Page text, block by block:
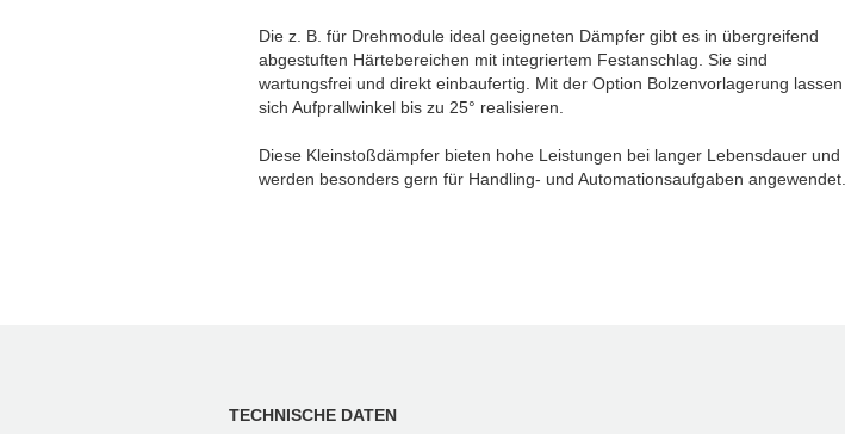
Die z. B. für Drehmodule ideal geeigneten Dämpfer gibt es in übergreifend
abgestuften Härtebereichen mit integriertem Festanschlag. Sie sind
wartungsfrei und direkt einbaufertig. Mit der Option Bolzenvorlagerung lassen
sich Aufprallwinkel bis zu 25° realisieren.
Diese Kleinstoßdämpfer bieten hohe Leistungen bei langer Lebensdauer und
werden besonders gern für Handling- und Automationsaufgaben angewendet.
TECHNISCHE DATEN